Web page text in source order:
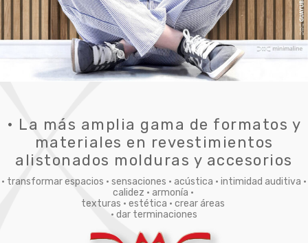
• La más amplia gama de formatos y
materiales en revestimientos
alistonados molduras y accesorios
• transformar espacios • sensaciones • acústica • intimidad auditiva •
calidez • armonía •
texturas • estética • crear áreas
• dar terminaciones